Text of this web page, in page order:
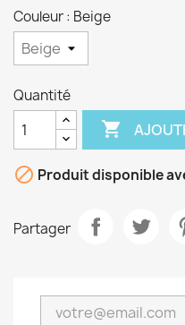
Couleur : Beige
Quantité

 Produit disponible
Partager